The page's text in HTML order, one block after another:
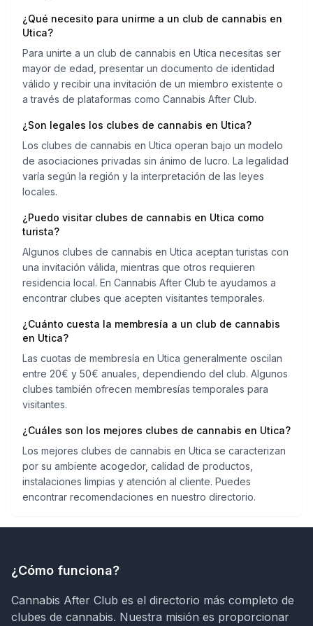
¿Qué necesito para unirme a un club de cannabis en
Utica?
Para unirte a un club de cannabis en Utica necesitas ser
mayor de edad, presentar un documento de identidad
válido y recibir una invitación de un miembro existente o
a través de plataformas como Cannabis After Club.
¿Son legales los clubes de cannabis en Utica?
Los clubes de cannabis en Utica operan bajo un modelo
de asociaciones privadas sin ánimo de lucro. La legalidad
varía según la región y la interpretación de las leyes
locales.
¿Puedo visitar clubes de cannabis en Utica como
turista?
Algunos clubes de cannabis en Utica aceptan turistas con
una invitación válida, mientras que otros requieren
residencia local. En Cannabis After Club te ayudamos a
encontrar clubes que acepten visitantes temporales.
¿Cuánto cuesta la membresía a un club de cannabis
en Utica?
Las cuotas de membresía en Utica generalmente oscilan
entre 20€ y 50€ anuales, dependiendo del club. Algunos
clubes también ofrecen membresías temporales para
visitantes.
¿Cuáles son los mejores clubes de cannabis en Utica?
Los mejores clubes de cannabis en Utica se caracterizan
por su ambiente acogedor, calidad de productos,
instalaciones limpias y atención al cliente. Puedes
encontrar recomendaciones en nuestro directorio.
¿Cómo funciona?
Cannabis After Club es el directorio más completo de
clubes de cannabis. Nuestra misión es proporcionar